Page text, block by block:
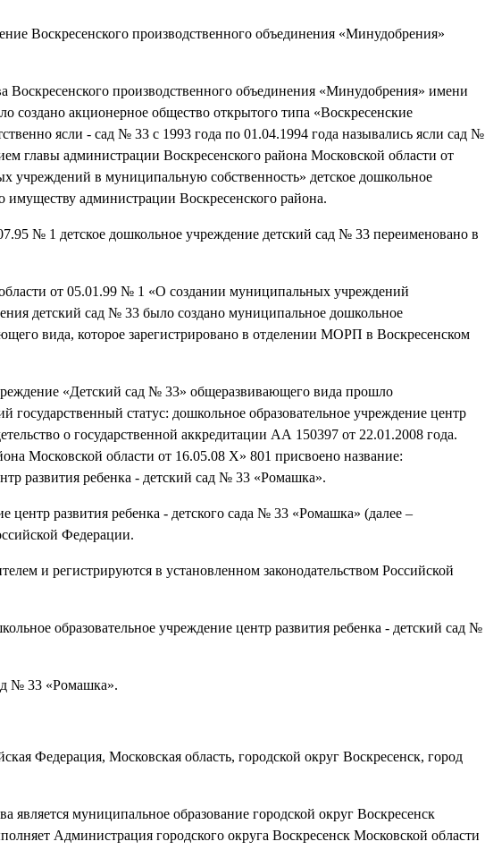
Воскресенского производственного объединения «Минудобрения»
Воскресенского производственного объединения «Минудобрения» имени
акционерное общество открытого типа «Воскресенские
ясли - сад № 33 с 1993 года по 01.04.1994 года назывались ясли сад №
главы администрации Воскресенского района Московской области от
в муниципальную собственность» детское дошкольное
администрации Воскресенского района.
№ 1 детское дошкольное учреждение детский сад № 33 переименовано в
от 05.01.99 № 1 «О создании муниципальных учреждений
детский сад № 33 было создано муниципальное дошкольное
вида, которое зарегистрировано в отделении МОРП в Воскресенском
«Детский сад № 33» общеразвивающего вида прошло
государственный статус: дошкольное образовательное учреждение центр
о государственной аккредитации АА 150397 от 22.01.2008 года.
Московской области от 16.05.08 X» 801 присвоено название:
развития ребенка - детский сад № 33 «Ромашка».
развития ребенка - детского сада № 33 «Ромашка» (далее –
Федерации.
и регистрируются в установленном законодательством Российской
образовательное учреждение центр развития ребенка - детский сад №
№ 33 «Ромашка».
Федерация, Московская область, городской округ Воскресенск, город
муниципальное образование городской округ Воскресенск
Администрация городского округа Воскресенск Московской области